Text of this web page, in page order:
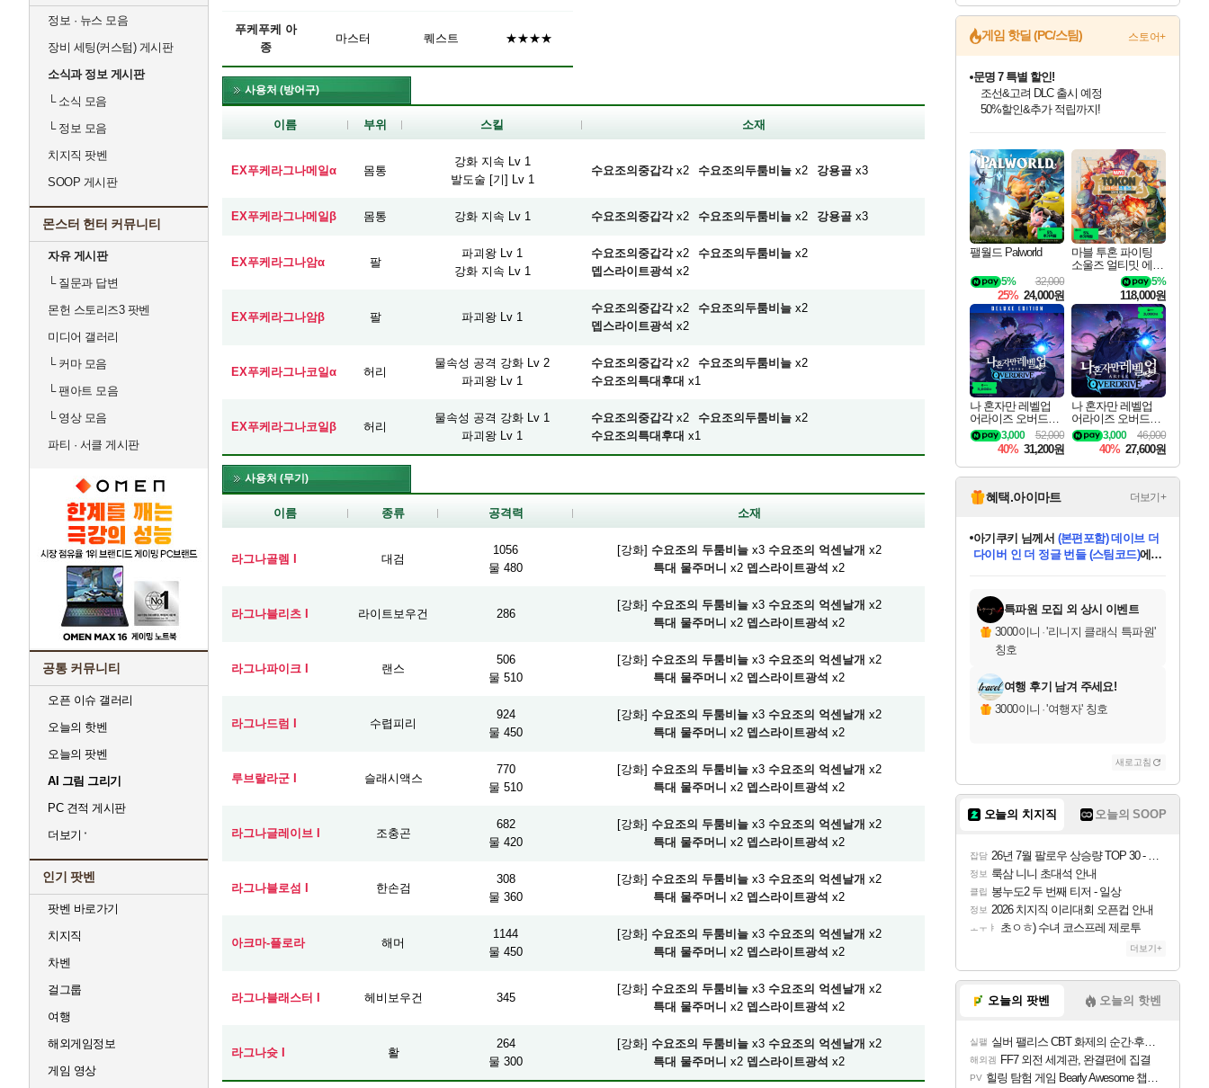
정보 · 뉴스 모음
장비 세팅(커스텀) 게시판
소식과 정보 게시판
└소식 모음
└정보 모음
치지직 팟벤
SOOP 게시판
몬스터 헌터 커뮤니티
자유 게시판
└질문과 답변
몬헌 스토리즈3 팟벤
미디어 갤러리
└커마 모음
└팬아트 모음
└영상 모음
파티 · 서클 게시판
공통 커뮤니티
오픈 이슈 갤러리
오늘의 핫벤
오늘의 팟벤
AI 그림 그리기
PC 견적 게시판
더보기
인기 팟벤
팟벤 바로가기
치지직
차벤
걸그룹
여행
해외게임정보
게임 영상
푸케푸케 아
종
마스터 퀘스트 ★★★★
사용처 (방어구)
이름 부위 스킬 소재
EX푸케라그나메일α 몸통
강화 지속 Lv 1
발도술 [기] Lv 1
수요조의중갑각x2 수요조의두툼비늘 x2 강용골 x3
EX푸케라그나메일β 몸통 강화 지속 Lv 1 수요조의중갑각x2 수요조의두툼비늘 x2 강용골 x3
EX푸케라그나암α 팔
파괴왕 Lv 1
강화 지속 Lv 1
수요조의중갑각x2 수요조의두툼비늘 x2
뎁스라이트광석 x2
EX푸케라그나암β 팔 파괴왕 Lv 1
수요조의중갑각x2 수요조의두툼비늘 x2
뎁스라이트광석 x2
EX푸케라그나코일α 허리
물속성 공격 강화 Lv 2
파괴왕 Lv 1
수요조의중갑각x2 수요조의두툼비늘 x2
수요조의특대후대 x1
EX푸케라그나코일β 허리
물속성 공격 강화 Lv 1
파괴왕 Lv 1
수요조의중갑각x2 수요조의두툼비늘 x2
수요조의특대후대 x1
사용처 (무기)
이름 종류 공격력 소재
라그나골렘 I 대검
1056
물 480
[강화] 수요조의 두툼비늘x3 수요조의 억센날개 x2
특대 물주머니 x2 뎁스라이트광석 x2
라그나블리츠 I 라이트보우건 286
[강화] 수요조의 두툼비늘x3 수요조의 억센날개 x2
특대 물주머니 x2 뎁스라이트광석 x2
라그나파이크 I 랜스
506
물 510
[강화] 수요조의 두툼비늘x3 수요조의 억센날개 x2
특대 물주머니 x2 뎁스라이트광석 x2
라그나드럼 I 수렵피리
924
물 450
[강화] 수요조의 두툼비늘x3 수요조의 억센날개 x2
특대 물주머니 x2 뎁스라이트광석 x2
루브랄라군 I 슬래시액스
770
물 510
[강화] 수요조의 두툼비늘x3 수요조의 억센날개 x2
특대 물주머니 x2 뎁스라이트광석 x2
라그나글레이브 I 조충곤
682
물 420
[강화] 수요조의 두툼비늘x3 수요조의 억센날개 x2
특대 물주머니 x2 뎁스라이트광석 x2
라그나블로섬 I 한손검
308
물 360
[강화] 수요조의 두툼비늘x3 수요조의 억센날개 x2
특대 물주머니 x2 뎁스라이트광석 x2
아크마-플로라 해머
1144
물 450
[강화] 수요조의 두툼비늘x3 수요조의 억센날개 x2
특대 물주머니 x2 뎁스라이트광석 x2
라그나블래스터 I 헤비보우건 345
[강화] 수요조의 두툼비늘x3 수요조의 억센날개 x2
특대 물주머니 x2 뎁스라이트광석 x2
라그나슛 I 활
264
물 300
[강화] 수요조의 두툼비늘x3 수요조의 억센날개 x2
특대 물주머니 x2 뎁스라이트광석 x2
게임 핫딜 (PC/스팀) 스토어+
최대 90% 할인가를 만나보세요!
네이버혜택과 함께 만나보세요!
문명 7 특별 할인!
조선&고려 DLC 출시 예정
50%할인&추가 적립까지!
이니&베니 혜택까지!
네이버 혜택가와 함께 예약하세요!
할인&네이버혜택으로 만나보세요!
네이버페이 혜택과 만나보세요!
40주년 프로모션으로 만나보세요!
네이버 포인트 혜택까지!
할인가에 만나보세요!
일부 에디션 상시 할인!
혜택으로 예약 판매 중
편안하게 충전하세요
팰월드 Palworld
32,000
5%
25% 24,000원
마블 투혼 파이팅
소울즈 얼티밋 에디
션 예약구매 MARV
EL Tokon Fighting S
ouls Ultimate Edition
Pre-Purchase
5%
118,000원
나 혼자만 레벨업
어라이즈 오버드라
이브 디럭스 에디션
Solo Leveling Arise
Overdrive Deluxe Edi
tion
52,000
3,000
40% 31,200원
나 혼자만 레벨업
어라이즈 오버드라
이브 Solo Leveling A
rise
46,000
3,000
40% 27,600원
혜택.아이마트 더보기+
당첨되셨습니다.
당첨되셨습니다.
eksxo님께서 디스코 엘리시움 최종판
(스팀코드) 에 당첨되셨습니다.
당첨되셨습니다.
당첨되셨습니다.
에디션 (스팀코드)를 교환.
당첨되셨습니다.
당첨되셨습니다.
당첨되셨습니다.
당첨되셨습니다.
특파원 모집 외 상시 이벤트
3000이니 ·'리니지 클래식 특파원'
칭호
여행 후기 남겨 주세요!
3000이니 ·'여행자' 칭호
새로고침
오늘의 치지직 오늘의 SOOP
잡담 26년 7월 팔로우 상승량 TOP 30 - 월간 치지직
정보 룩삼 니니 초대석 안내
클립 봉누도2 두 번째 티저 - 일상
정보 2026 치지직 이리대회 오픈컵 안내
ㅗㅜㅑ 초ㅇㅎ) 수녀 코스프레 제로투
더보기+
오늘의 팟벤 오늘의 핫벤
실팰 실버 팰리스 CBT 화제의 순간·후기 모음
해외겜 FF7 외전 세계관, 완결편에 집결
PV 힐링 탐험 게임 Bearly Awesome 챕터 1 트레일러